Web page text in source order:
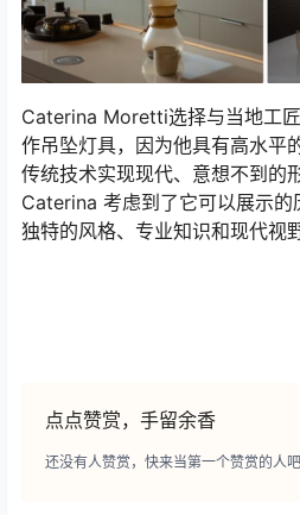
Caterina Moretti选择与当地工
作吊坠灯具，因为他具有高水平
传统技术实现现代、意想不到的
Caterina 考虑到了它可以展示的
独特的风格、专业知识和现代视野
点点赞赏，手留余香
还没有人赞赏，快来当第一个赞赏的人吧